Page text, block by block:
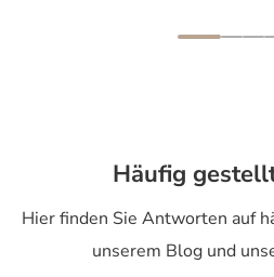
Häufig
Hier finden Sie Antworten auf
unserem Blog und